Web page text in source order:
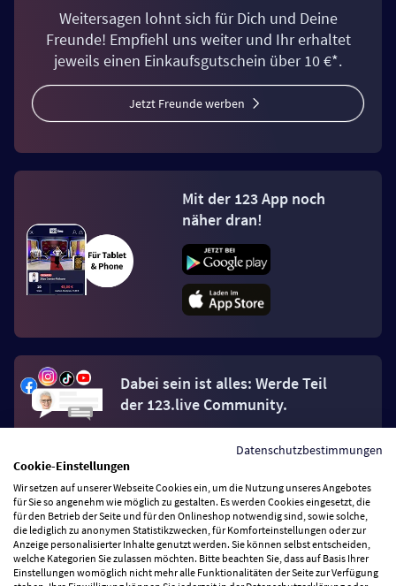
Weitersagen lohnt sich für Dich und Deine
Freunde! Empfiehl uns weiter und Ihr erhaltet
jeweils einen Einkaufsgutschein über 10 €*.
Jetzt Freunde werben
Mit der 123 App noch
näher dran!
Dabei sein ist alles: Werde Teil
der 123.live Community.
Vertrag widerrufen
Datenschutzbestimmungen
Cookie-Einstellungen
Wir setzen auf unserer Webseite Cookies ein, um die Nutzung unseres Angebotes
für Sie so angenehm wie möglich zu gestalten. Es werden Cookies eingesetzt, die
für den Betrieb der Seite und für den Onlineshop notwendig sind, sowie solche,
die lediglich zu anonymen Statistikzwecken, für Komforteinstellungen oder zur
Anzeige personalisierter Inhalte genutzt werden. Sie können selbst entscheiden,
welche Kategorien Sie zulassen möchten. Bitte beachten Sie, dass auf Basis Ihrer
Einstellungen womöglich nicht mehr alle Funktionalitäten der Seite zur Verfügung